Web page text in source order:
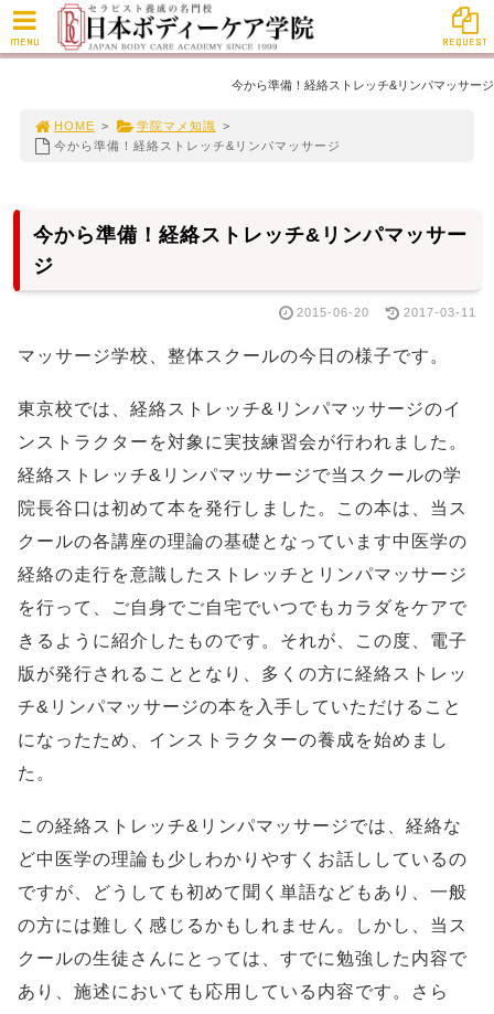
今から準備！経絡ストレッチ&リンパマッサージ
HOME > 学院マメ知識
>
今から準備！経絡ストレッチ&リンパマッサージ
今から準備！経絡ストレッチ&リンパマッサー
ジ
2015-06-20 2017-03-11
マッサージ学校、整体スクールの今日の様子です。
東京校では、経絡ストレッチ&リンパマッサージのイ
ンストラクターを対象に実技練習会が行われました。
経絡ストレッチ&リンパマッサージで当スクールの学
院長谷口は初めて本を発行しました。この本は、当ス
クールの各講座の理論の基礎となっています中医学の
経絡の走行を意識したストレッチとリンパマッサージ
を行って、ご自身でご自宅でいつでもカラダをケアで
きるように紹介したものです。それが、この度、電子
版が発行されることとなり、多くの方に経絡ストレッ
チ&リンパマッサージの本を入手していただけること
になったため、インストラクターの養成を始めまし
た。
この経絡ストレッチ&リンパマッサージでは、経絡な
ど中医学の理論も少しわかりやすくお話ししているの
ですが、どうしても初めて聞く単語などもあり、一般
の方には難しく感じるかもしれません。しかし、当ス
クールの生徒さんにとっては、すでに勉強した内容で
あり、施述においても応用している内容です。さら
MENU REQUEST